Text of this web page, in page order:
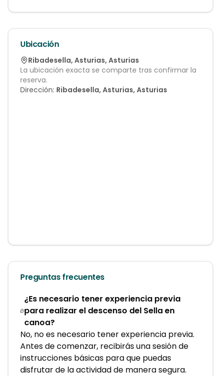
Ubicación
Ribadesella, Asturias, Asturias
La ubicación exacta se comparte tras confirmar la
reserva.
Dirección: Ribadesella, Asturias, Asturias
Preguntas frecuentes
¿Es necesario tener experiencia previa
para realizar el descenso del Sella en
canoa?
No, no es necesario tener experiencia previa.
Antes de comenzar, recibirás una sesión de
instrucciones básicas para que puedas
disfrutar de la actividad de manera segura.